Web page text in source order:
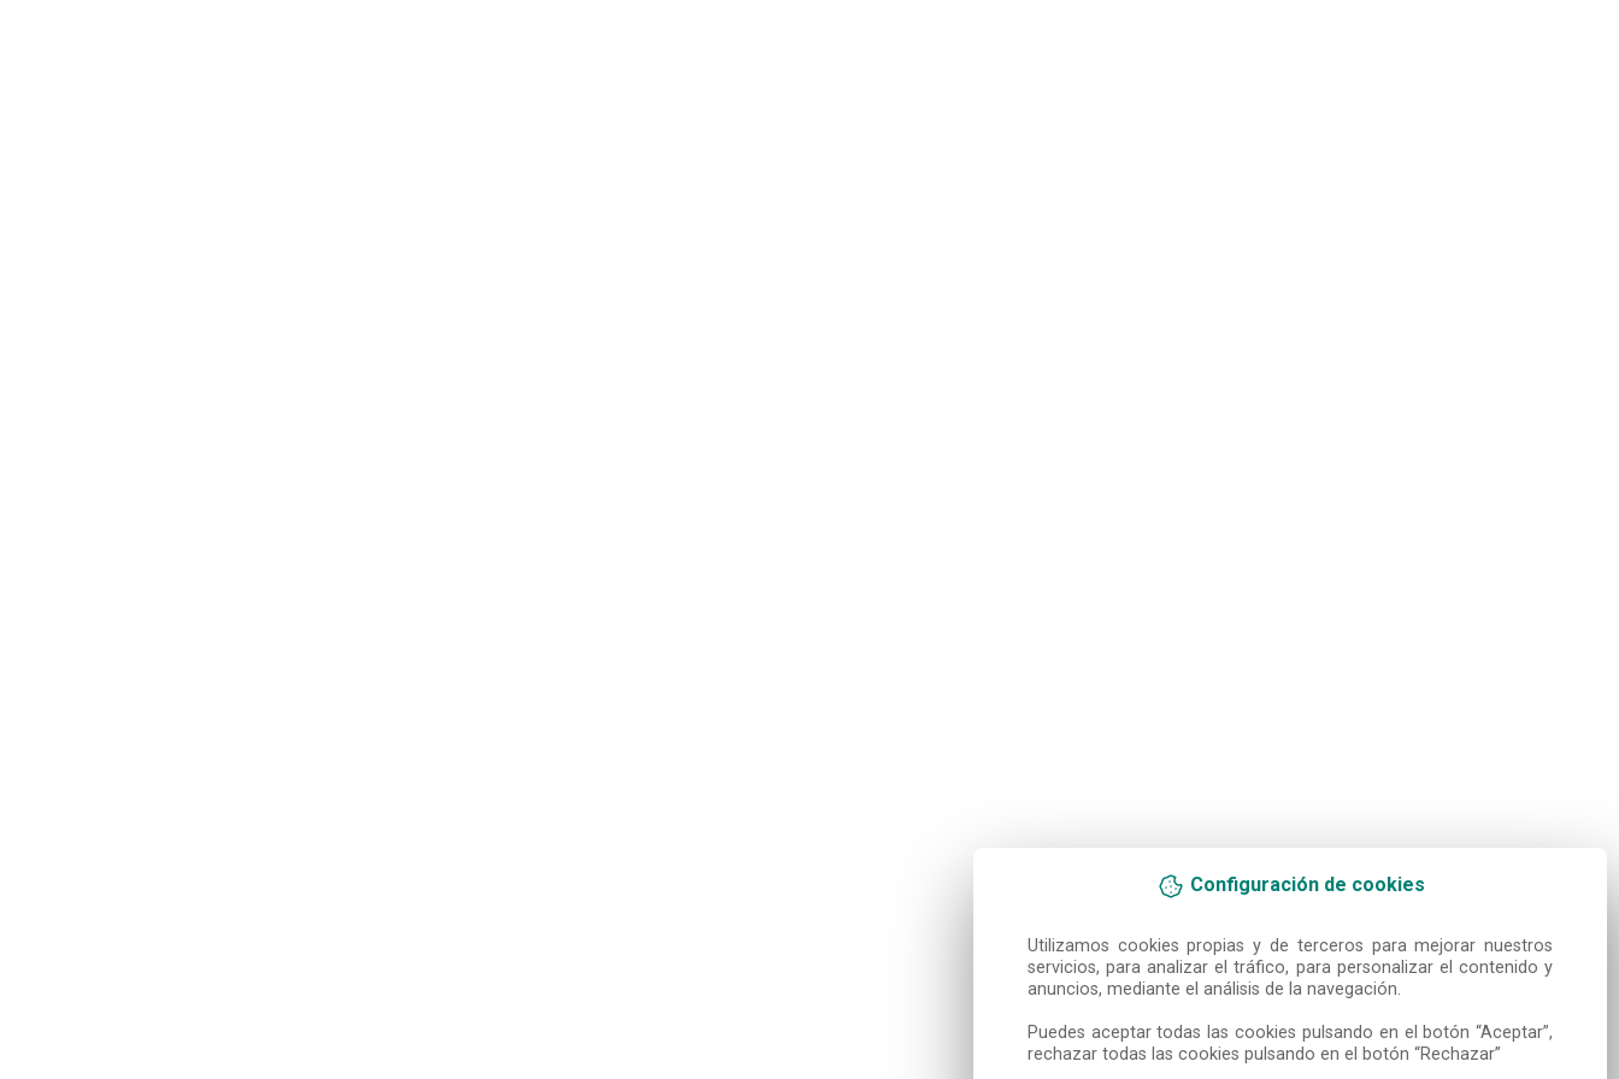
Configuración de cookies
Utilizamos cookies propias y de terceros para mejorar nuestros
servicios, para analizar el tráfico, para personalizar el contenido y
anuncios, mediante el análisis de la navegación.
Puedes aceptar todas las cookies pulsando en el botón “Aceptar”,
rechazar todas las cookies pulsando en el botón “Rechazar”